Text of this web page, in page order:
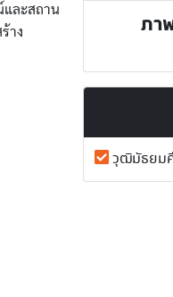
และสถาน
าง
ภา
วุฒิมัธยม